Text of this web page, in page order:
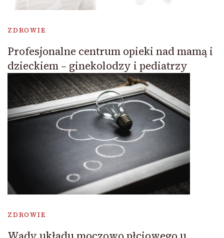
ZDROWIE
Profesjonalne centrum opieki nad mamą i
dzieckiem – ginekolodzy i pediatrzy
ZDROWIE